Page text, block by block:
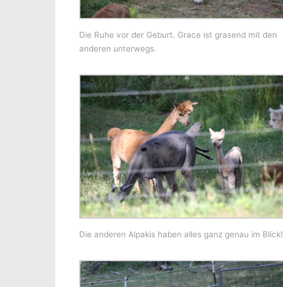
Die Ruhe vor der Geburt. Grace ist grasend mit den
anderen unterwegs.
Die anderen Alpakis haben alles ganz genau im Blick!